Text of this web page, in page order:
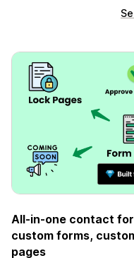
All-in-one contact
custom forms,
pages